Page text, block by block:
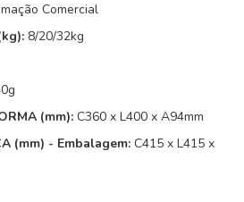
Comercial
8/20/32kg
(mm): C360 x L400 x A94mm
(mm) - Embalagem: C415 x L415 x